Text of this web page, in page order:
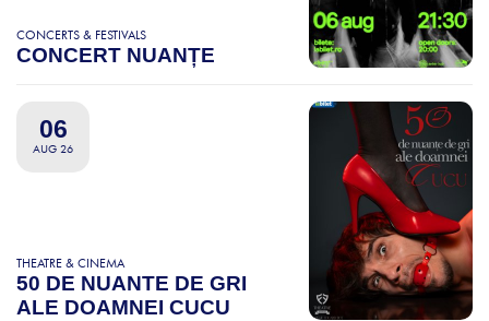
CONCERTS & FESTIVALS
CONCERT NUANȚE
06
AUG 26
THEATRE & CINEMA
50 DE NUANTE DE GRI
ALE DOAMNEI CUCU